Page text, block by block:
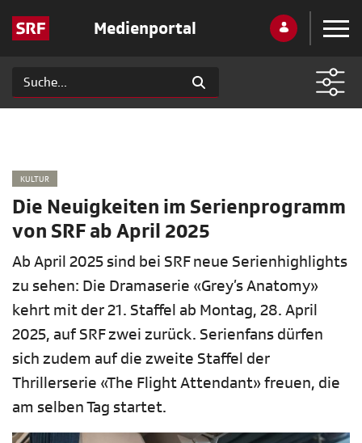
Medienportal
KULTUR
Die Neuigkeiten im Serienprogramm
von SRF ab April 2025
Ab April 2025 sind bei SRF neue Serienhighlights
zu sehen: Die Dramaserie «Grey’s Anatomy»
kehrt mit der 21. Staffel ab Montag, 28. April
2025, auf SRF zwei zurück. Serienfans dürfen
sich zudem auf die zweite Staffel der
Thrillerserie «The Flight Attendant» freuen, die
am selben Tag startet.